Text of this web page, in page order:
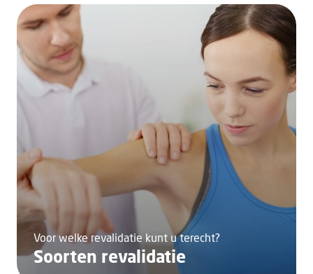
Voor welke revalidatie kunt u terecht?
Soorten revalidatie